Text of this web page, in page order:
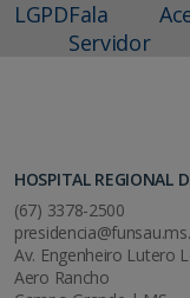
LGPDFala
Servidor
HOSPITAL REGIONAL
(67) 3378-2500
Av. Engenheiro Lutero
Aero Rancho